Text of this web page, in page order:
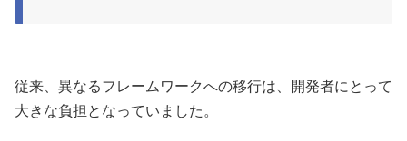
従来、異なるフレームワークへの移行は、開発者にとって
大きな負担となっていました。